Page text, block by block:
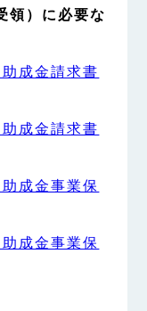
領）に必要な
成金請求書
成金請求書
成金事業保
成金事業保